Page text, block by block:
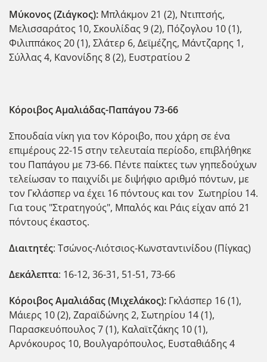
Μύκονος (Ζιάγκος): Μπλάκμον 21 (2), Ντιπτσής,
Μελισσαράτος 10, Σκουλίδας 9 (2), Πόζογλου 10 (1),
Φιλιππάκος 20 (1), Σλάτερ 6, Δεϊμέζης, Μάντζαρης 1,
Σύλλας 4, Κανονίδης 8 (2), Ευστρατίου 2
Κόροιβος Αμαλιάδας-Παπάγου 73-66
Σπουδαία νίκη για τον Κόροιβο, που χάρη σε ένα
επιμέρους 22-15 στην τελευταία περίοδο, επιβλήθηκε
του Παπάγου με 73-66. Πέντε παίκτες των γηπεδούχων
τελείωσαν το παιχνίδι με διψήφιο αριθμό πόντων, με
τον Γκλάσπερ να έχει 16 πόντους και τον Σωτηρίου 14.
Για τους "Στρατηγούς", Μπαλός και Ράις είχαν από 21
πόντους έκαστος.
Διαιτητές: Τσώνος-Λιότσιος-Κωνσταντινίδου (Πίγκας)
Δεκάλεπτα: 16-12, 36-31, 51-51, 73-66
Κόροιβος Αμαλιάδας (Μιχελάκος): Γκλάσπερ 16 (1),
Μάιερς 10 (2), Ζαραϊδώνης 2, Σωτηρίου 14 (1),
Παρασκευόπουλος 7 (1), Καλαϊτζάκης 10 (1),
Αρνόκουρος 10, Βουλγαρόπουλος, Ευσταθιάδης 4